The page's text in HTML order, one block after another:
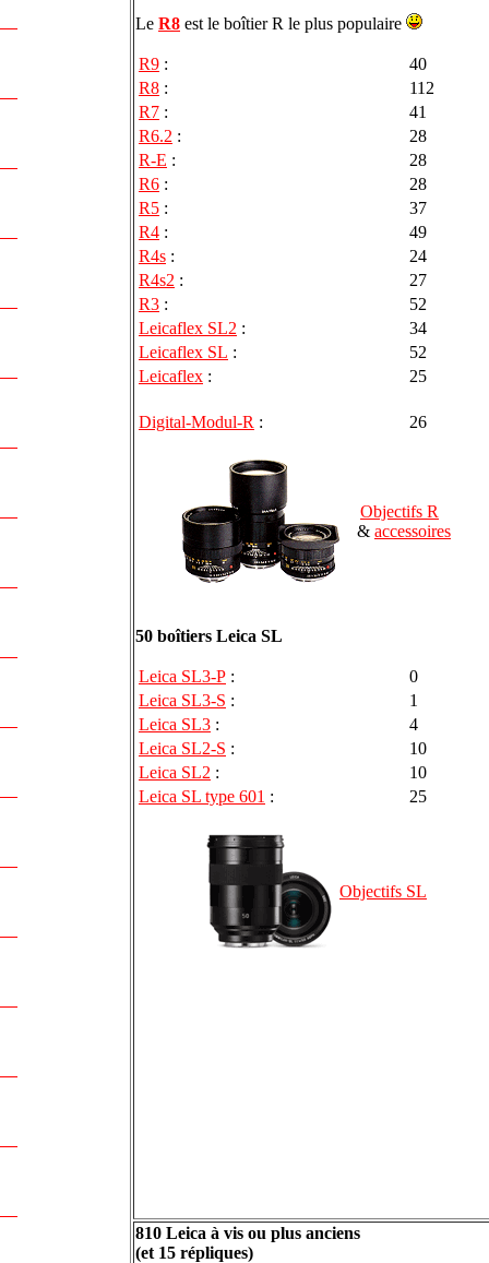
Le R8 est le boîtier R le plus populaire
R9 :
40
R8 :
112
R7 :
41
R6.2 :
28
R-E :
28
R6 :
28
R5 :
37
R4 :
49
R4s :
24
R4s2 :
27
R3 :
52
Leicaflex SL2 :
34
Leicaflex SL :
52
Leicaflex : 25
Digital-Modul-R : 26
Objectifs R
& accessoires
50 boîtiers Leica SL
Leica SL3-P :
0
Leica SL3-S :
1
Leica SL3 :
4
Leica SL2-S :
10
Leica SL2 :
10
Leica SL type 601 : 25
Objectifs SL
810 Leica à vis ou plus anciens
(et 15 répliques)